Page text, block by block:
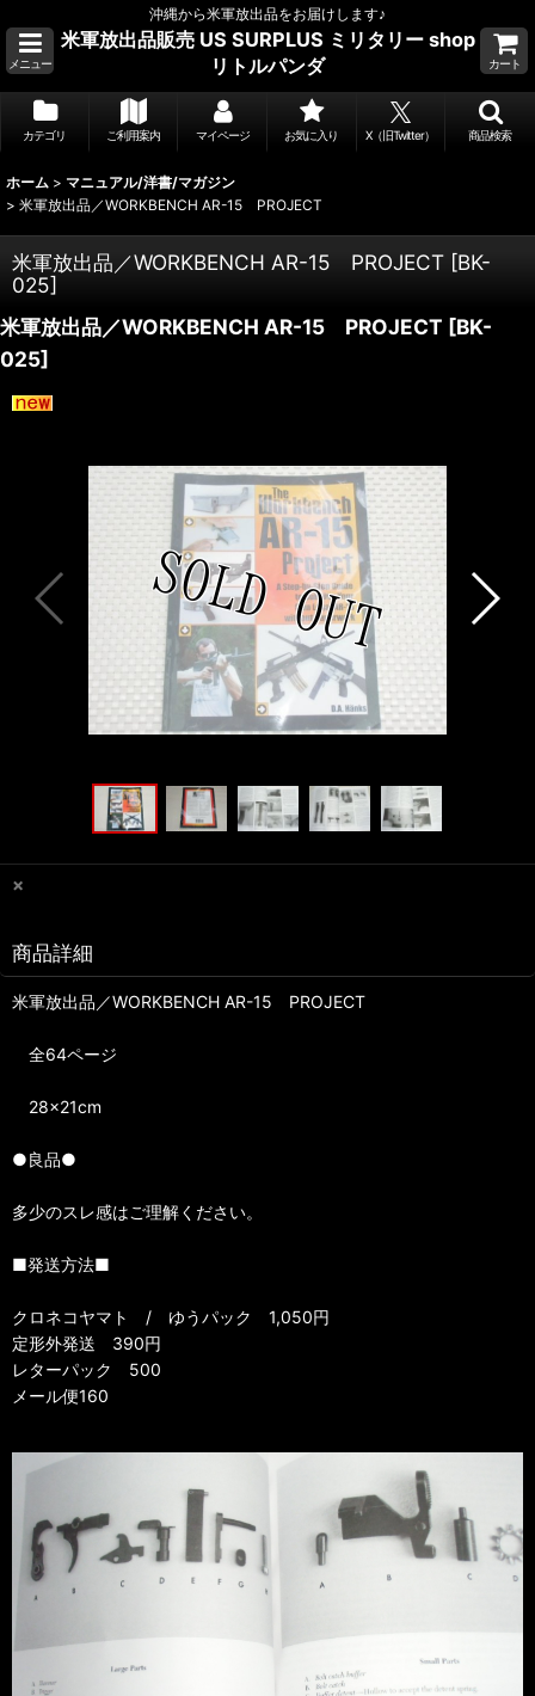
沖縄から米軍放出品をお届けします♪
メニュー
米軍放出品販売 US SURPLUS ミリタリー shop
リトルパンダ
カート
カテゴリ ご利用案内 マイページ お気に入り X（旧Twitter） 商品検索
ホーム > マニュアル/洋書/マガジン
> 米軍放出品／WORKBENCH AR-15 PROJECT
米軍放出品／WORKBENCH AR-15 PROJECT [BK-
025]
米軍放出品／WORKBENCH AR-15 PROJECT [BK-
025]
×
商品詳細
米軍放出品／WORKBENCH AR-15 PROJECT
全64ページ
28×21cm
●良品●
多少のスレ感はご理解ください。
■発送方法■
クロネコヤマト / ゆうパック 1,050円
定形外発送 390円
レターパック 500
メール便160